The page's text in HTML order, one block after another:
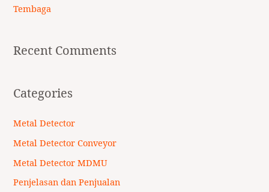
Tembaga
Recent Comments
Categories
Metal Detector
Metal Detector Conveyor
Metal Detector MDMU
Penjelasan dan Penjualan